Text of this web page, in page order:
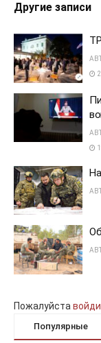
Другие записи
Пожалуйста
Популярные